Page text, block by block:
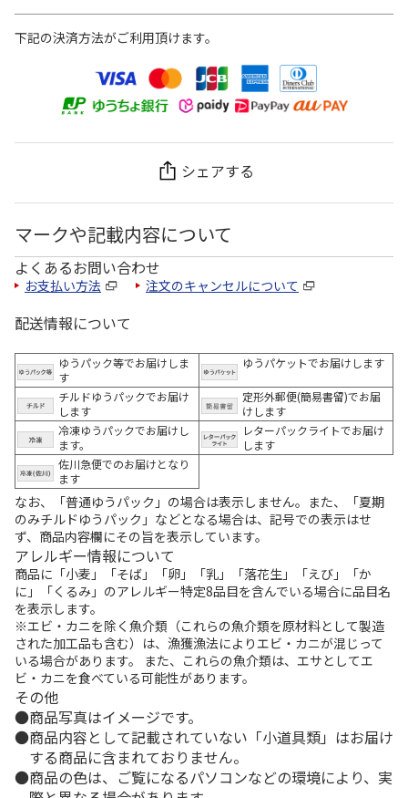
下記の決済方法がご利用頂けます。
シェアする
マークや記載内容について
よくあるお問い合わせ
お支払い方法 注文のキャンセルについて
配送情報について
ゆうパック等でお届けしま
す
ゆうパケットでお届けします
チルドゆうパックでお届け
します
定形外郵便(簡易書留)でお届
けします
冷凍ゆうパックでお届けし
ます。
レターパックライトでお届け
します
佐川急便でのお届けとなり
ます
なお、「普通ゆうパック」の場合は表示しません。また、「夏期
のみチルドゆうパック」などとなる場合は、記号での表示はせ
ず、商品内容欄にその旨を表示しています。
アレルギー情報について
商品に「小麦」「そば」「卵」「乳」「落花生」「えび」「か
に」「くるみ」のアレルギー特定8品目を含んでいる場合に品目名
を表示します。
※エビ・カニを除く魚介類（これらの魚介類を原材料として製造
された加工品も含む）は、漁獲漁法によりエビ・カニが混じって
いる場合があります。 また、これらの魚介類は、エサとしてエ
ビ・カニを食べている可能性があります。
その他
商品写真はイメージです。
商品内容として記載されていない「小道具類」はお届け
する商品に含まれておりません。
商品の色は、ご覧になるパソコンなどの環境により、実